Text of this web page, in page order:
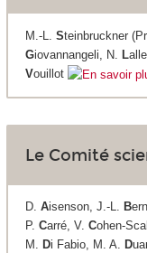
M.-L. Steinbruckner
Giovannangeli, N. L
Vouillot
Le Comité
D. Aisenson, J.-L. B
P. Carré, V. Cohen-
M. Di Fabio, M. A. D